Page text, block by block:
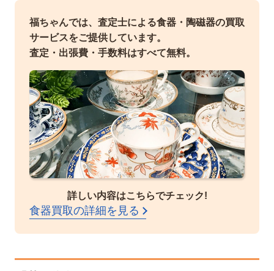
福ちゃんでは、査定士による食器・陶磁器の買取
サービスをご提供しています。
査定・出張費・手数料はすべて無料。
詳しい内容はこちらでチェック!
食器買取の詳細を見る